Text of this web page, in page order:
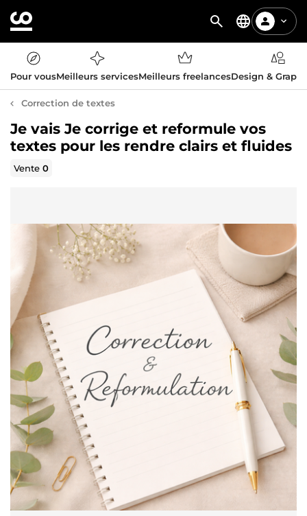
Pour vousMeilleurs servicesMeilleurs freelancesDesign &
Correction de textes
Je vais Je corrige et reformule vos
textes pour les rendre clairs et fluides
Vente0